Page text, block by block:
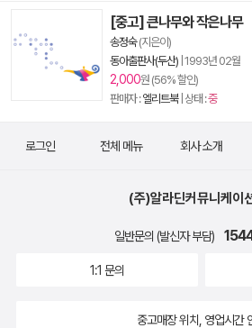
[중고] 큰나무와 작은나무
송정숙(지은이)
동아출판사(두산) 1993년 02월
2,000원 (56% 할인)
판매자 :엘리트북| 상태 :중
로그인 전체 메뉴 회사 소개
(주)알라딘커뮤니케이
일반문의 (발신자 부담)
1:1 문의
중고매장 위치, 영업시간